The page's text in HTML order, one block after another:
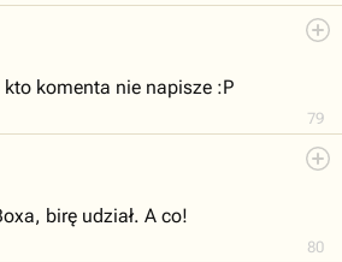
79
komenta nie napisze :P
80
birę udział. A co!